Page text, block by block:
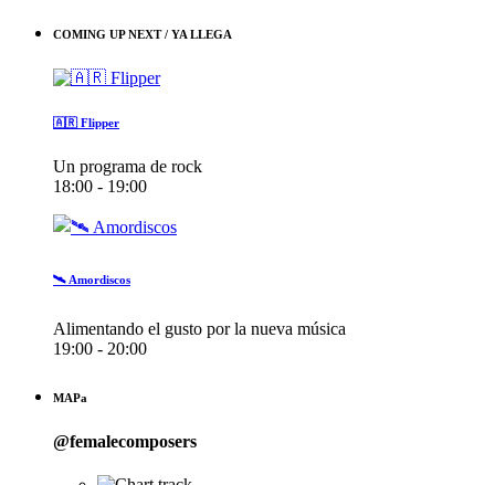
COMING UP NEXT / YA LLEGA
🇦🇷 Flipper
Un programa de rock
18:00 - 19:00
🛰️ Amordiscos
Alimentando el gusto por la nueva música
19:00 - 20:00
MAPa
@femalecomposers